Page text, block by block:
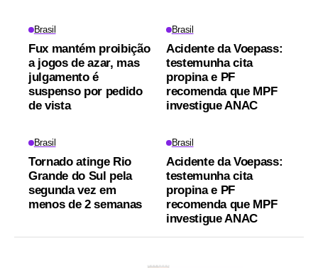
Brasil
Fux mantém proibição
a jogos de azar, mas
julgamento é
suspenso por pedido
de vista
Brasil
Acidente da Voepass:
testemunha cita
propina e PF
recomenda que MPF
investigue ANAC
Brasil
Tornado atinge Rio
Grande do Sul pela
segunda vez em
menos de 2 semanas
Brasil
Acidente da Voepass:
testemunha cita
propina e PF
recomenda que MPF
investigue ANAC